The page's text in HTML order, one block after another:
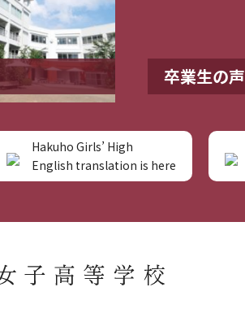
卒業生の声
Hakuho Girls’ High
English translation is here